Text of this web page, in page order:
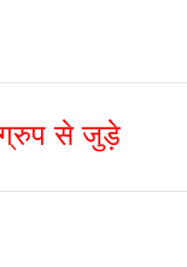
से जुड़े